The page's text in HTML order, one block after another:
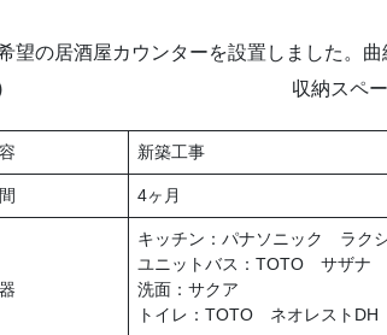
望の居酒屋カウンターを設置しました。
収納スペースにパイン材で
新築工事
4ヶ月
キッチン：パナソニック ラク
ユニットバス：TOTO サザナ
洗面：サクア
トイレ：TOTO ネオレス